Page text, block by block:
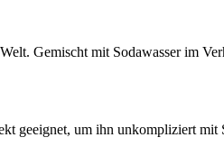
Gemischt mit Sodawasser im
geeignet, um ihn unkompliziert mit